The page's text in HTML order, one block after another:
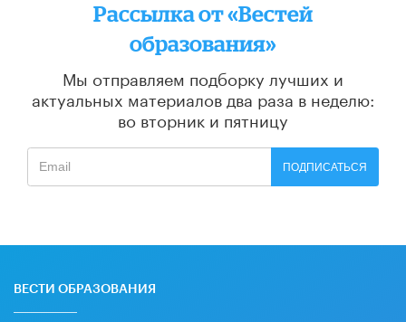
Рассылка от «Вестей
образования»
Мы отправляем подборку лучших и
актуальных материалов два раза в неделю:
во вторник и пятницу
ПОДПИСАТЬСЯ
ВЕСТИ ОБРАЗОВАНИЯ